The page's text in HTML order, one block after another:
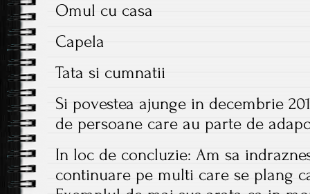
Omul cu casa
Capela
Tata si cumnatii
Si povestea ajunge in decembrie
de persoane care au parte de
In loc de concluzie: Am sa
continuare pe multi care se plang